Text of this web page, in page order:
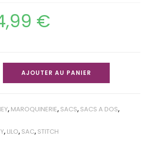
€
AJOUTER AU PANIER
, MAROQUINERIE, SACS, SACS A DOS,
, LILO, SAC, STITCH